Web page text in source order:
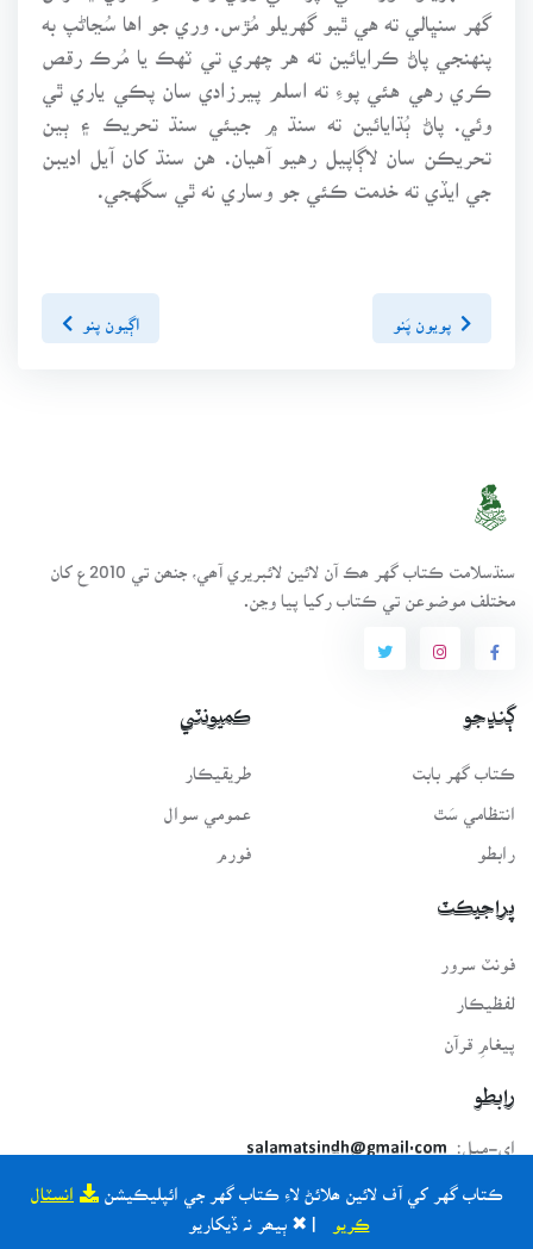
ڪتاب گهر کي آف لائين ھلائڻ لاءِ ڪتاب گهر جي ائپليڪيشن انسٽال
| ✖ ٻيھر نہ ڏيکاريو
گهر سنڀالي ته هي ٿيو گهريلو مُڙس. وري جو اها سُڃاڻپ به
پنهنجي پاڻ ڪرايائين ته هر چهري تي ٽهڪ يا مُرڪ رقص
ڪري رهي هئي پوءِ ته اسلم پيرزادي سان پڪي ياري ٿي
وئي. پاڻ ٻُڌايائين ته سنڌ ۾ جيئي سنڌ تحريڪ ۽ ٻين
تحريڪن سان لاڳاپيل رهيو آهيان. هن سنڌ کان آيل اديبن
جي ايڏي ته خدمت ڪئي جو وساري نه ٿي سگهجي.
پويون پَنو اڳيون پنو
سنڌسلامت ڪتاب گهر ھڪ آن لائين لائبريري آھي، جنھن تي 2010ع کان
مختلف موضوعن تي ڪتاب رکيا پيا وڃن.
ڳنڍجو
ڪتاب گهر بابت
انتظامي سَٿ
رابطو
ڪميونٽي
طريقيڪار
عمومي سوال
فورم
پراجيڪٽ
لفظيڪار
پيغامِ قرآن
رابطو
اي-ميل:
salamatsindh@gmail.com